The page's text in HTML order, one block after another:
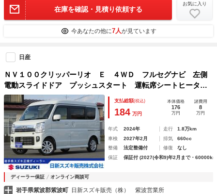
在庫を確認・見積り依頼する
お気に入り
今あなたの他に7人が見ています
日産
ＮＶ１００クリッパーリオ Ｅ ４ＷＤ フルセグナビ 左側
電動スライドドア プッシュスタート 運転席シートヒータ
ー オートエアコン オートライト 衝突被害軽減システム
アイドリングストップ 横滑り防止機能 盗難防止システム
ステアリングリモコン
支払総額(税込)
184 万円
本体価格
176
万円
諸費用
8
万円
年式 2024年 走行
1.8万km
車検
2027年2月 排気
660cc
整備
法定整備付 修復
なし
保証
保証付 (2027(令和9)年2月まで・
ディーラー保証 オンライン商談可
岩手県紫波郡紫波町 日新スズキ販売（株） 紫波営業所